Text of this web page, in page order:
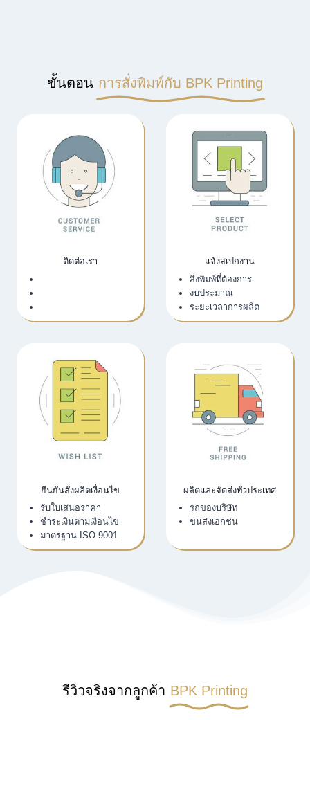
ขั้นตอน การสั่งพิมพ์กับ BPK Printing
ติดต่อเรา
แจ้งสเปกงาน
สิ่งพิมพ์ที่ต้องการ
งบประมาณ
ระยะเวลาการผลิต
ยืนยันสั่งผลิตเงื่อนไข
รับใบเสนอราคา
ชำระเงินตามเงื่อนไข
มาตรฐาน ISO 9001
ผลิตและจัดส่งทั่วประเทศ
รถของบริษัท
ขนส่งเอกชน
รีวิวจริงจากลูกค้า BPK Printing